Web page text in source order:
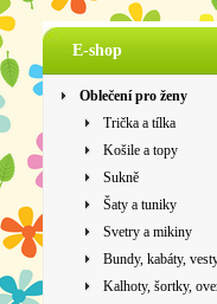
E-shop
Oblečení pro ženy
Trička a tílka
Košile a topy
Sukně
Šaty a tuniky
Svetry a mikiny
Bundy, kabáty,
Kalhoty, šortky,